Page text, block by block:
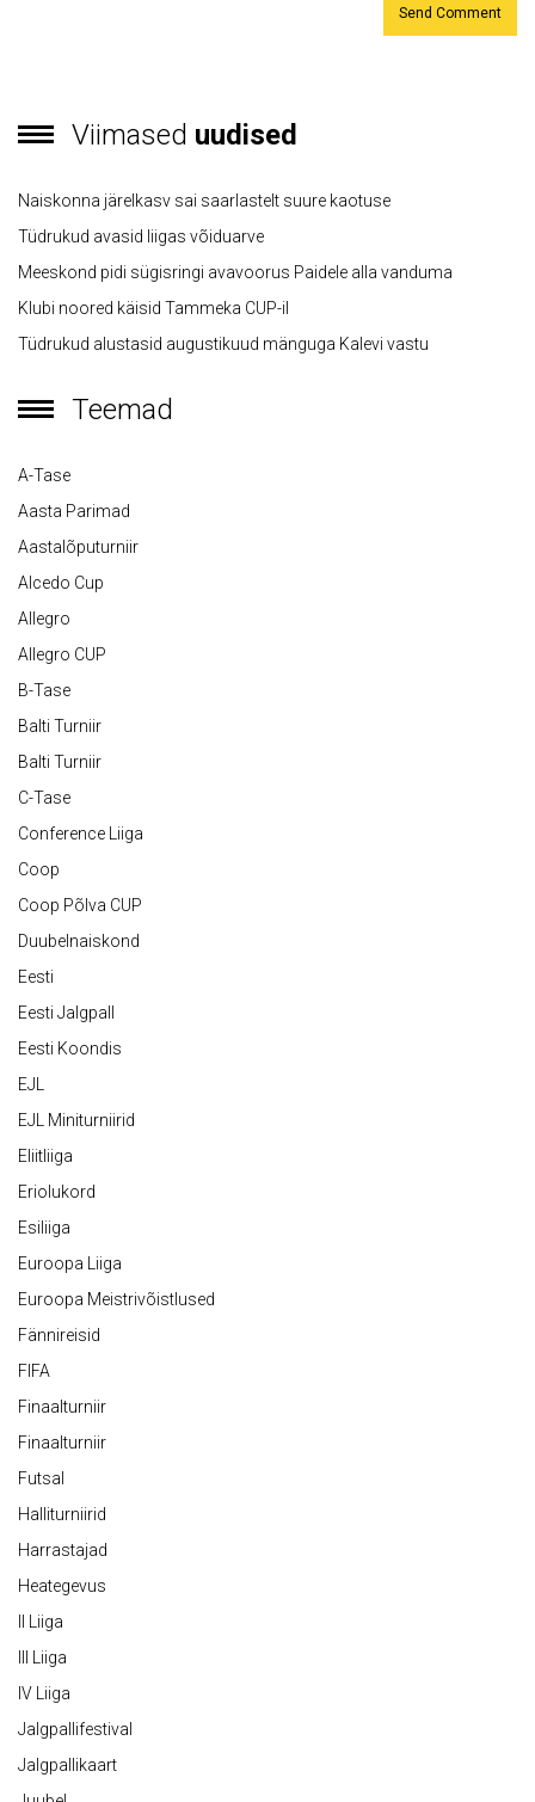
Viimased uudised
Naiskonna järelkasv sai saarlastelt suure kaotuse
Tüdrukud avasid liigas võiduarve
Meeskond pidi sügisringi avavoorus Paidele alla vanduma
Klubi noored käisid Tammeka CUP-il
Tüdrukud alustasid augustikuud mänguga Kalevi vastu
Teemad
A-Tase
Aasta Parimad
Aastalõputurniir
Alcedo Cup
Allegro
Allegro CUP
B-Tase
Balti Turniir
Balti Turniir
C-Tase
Conference Liiga
Coop
Coop Põlva CUP
Duubelnaiskond
Eesti
Eesti Jalgpall
Eesti Koondis
EJL
EJL Miniturniirid
Eliitliiga
Eriolukord
Esiliiga
Euroopa Liiga
Euroopa Meistrivõistlused
Fännireisid
FIFA
Finaalturniir
Finaalturniir
Futsal
Halliturniirid
Harrastajad
Heategevus
II Liiga
III Liiga
IV Liiga
Jalgpallifestival
Jalgpallikaart